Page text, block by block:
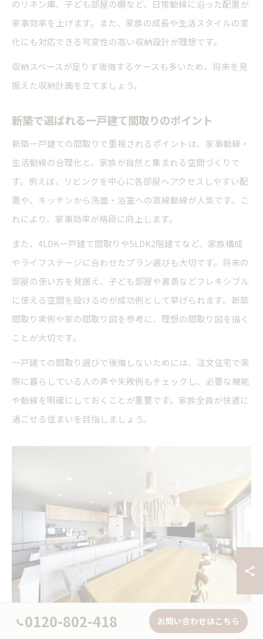
のリネン庫、子ども部屋の棚など、日常動線に沿った配置が
家事効率を上げます。また、家族の成長や生活スタイルの変
化にも対応できる可変性の高い収納設計が理想です。
収納スペースが足りず後悔するケースも多いため、将来を見
据えた収納計画を立てましょう。
新築で選ばれる一戸建て間取りのポイント
新築一戸建ての間取りで重視されるポイントは、家事動線・
生活動線の合理化と、家族が自然と集まれる空間づくりで
す。例えば、リビングを中心に各部屋へアクセスしやすい配
置や、キッチンから洗面・浴室への直線動線が人気です。こ
れにより、家事効率が格段に向上します。
また、4LDK一戸建て間取りや5LDK2階建てなど、家族構成
やライフステージに合わせたプラン選びも大切です。将来の
部屋の使い方を見据え、子ども部屋や書斎などフレキシブル
に使える空間を設けるのが成功例として挙げられます。新築
間取り実例や家の間取り図を参考に、理想の間取り図を描く
ことが大切です。
一戸建ての間取り選びで後悔しないためには、注文住宅で実
際に暮らしている人の声や失敗例もチェックし、必要な機能
や動線を明確にしておくことが重要です。家族全員が快適に
過ごせる住まいを目指しましょう。
新築プラン集を活用した収納配置の工夫
0120-802-418 お問い合わせはこちら